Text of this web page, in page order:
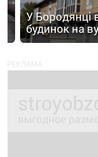
У Бородянці
будинок на